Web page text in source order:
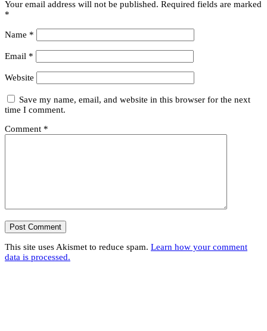
Your email address will not be published. Required fields are marked
*
Name *
Email *
Website
Save my name, email, and website in this browser for the next
time I comment.
Comment *
This site uses Akismet to reduce spam. Learn how your comment
data is processed.